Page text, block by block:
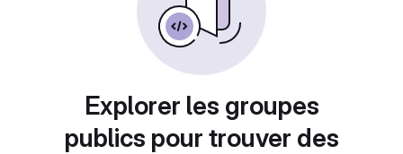
Explorer les groupes
publics pour trouver des